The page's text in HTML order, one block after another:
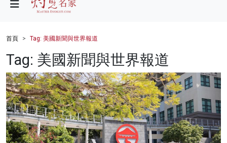
財經
健康
商業
科技
影片
首頁 Tag: 美國新聞與世界報道
Tag: 美國新聞與世界報道